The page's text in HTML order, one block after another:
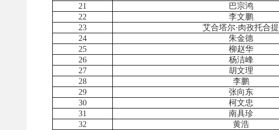
21
巴宗鸿
22
李文鹏
23
艾合塔尔·肉孜托合提
24
朱金德
25
柳赵华
26
杨洁峰
27
胡文理
28
李鹏
29
张向东
30
柯文忠
31
南具珍
32
黄浩